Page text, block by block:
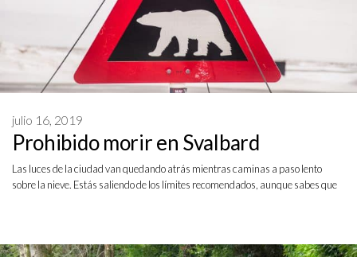
Prohibido morir en Svalbard
julio 16, 2019
Las luces de la ciudad van quedando atrás mientras caminas a paso lento
sobre la nieve. Estás saliendo de los límites recomendados, aunque sabes que